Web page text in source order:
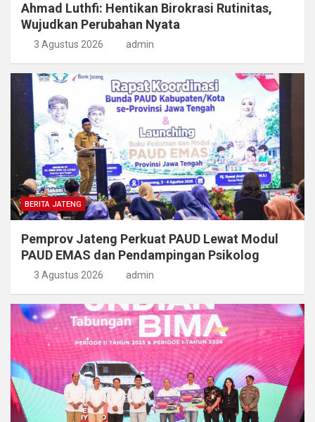
Ahmad Luthfi: Hentikan Birokrasi Rutinitas,
Wujudkan Perubahan Nyata
3 Agustus 2026 admin
BERITA JATENG
Pemprov Jateng Perkuat PAUD Lewat Modul
PAUD EMAS dan Pendampingan Psikolog
3 Agustus 2026 admin